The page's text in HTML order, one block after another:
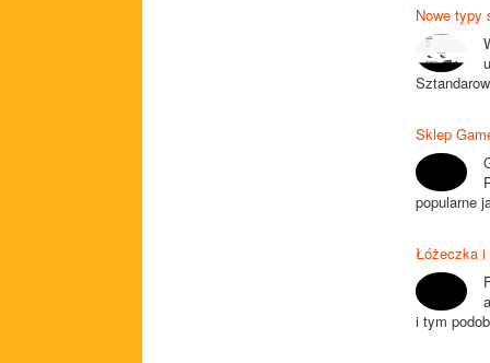
Nowe typy
Sklep
popularne
Łóżeczka i
i tym